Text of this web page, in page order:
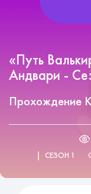
«Путь
Андвари -
Прохождение
СЕЗОН 1